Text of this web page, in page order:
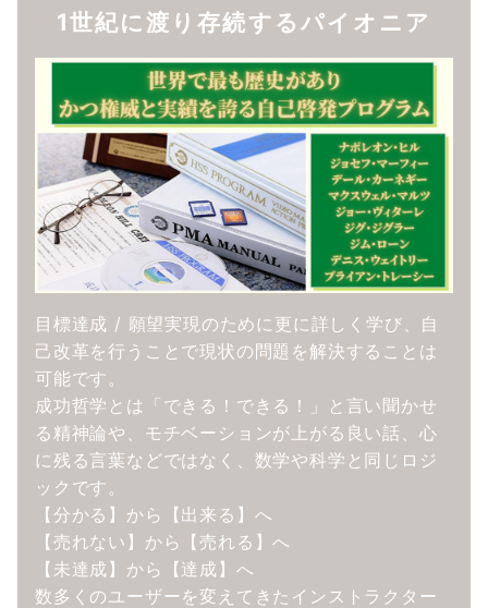
1世紀に渡り存続するパイオニア
目標達成 / 願望実現のために更に詳しく学び、自
己改革を行うことで現状の問題を解決することは
可能です。
成功哲学とは「できる！できる！」と言い聞かせ
る精神論や、モチベーションが上がる良い話、心
に残る言葉などではなく、数学や科学と同じロジ
ックです。
【分かる】から【出来る】へ
【売れない】から【売れる】へ
【未達成】から【達成】へ
数多くのユーザーを変えてきたインストラクター